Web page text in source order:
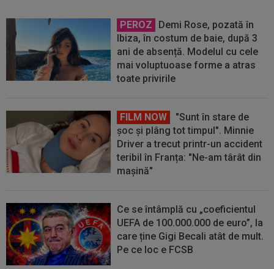
PEROZ
Demi Rose, pozată în
Ibiza, în costum de baie, după 3
ani de absență. Modelul cu cele
mai voluptuoase forme a atras
toate privirile
FILM NOW
"Sunt în stare de
șoc și plâng tot timpul". Minnie
Driver a trecut printr-un accident
teribil în Franța: "Ne-am târât din
mașină"
Ce se întâmplă cu „coeficientul
UEFA de 100.000.000 de euro”, la
care ține Gigi Becali atât de mult.
Pe ce loc e FCSB